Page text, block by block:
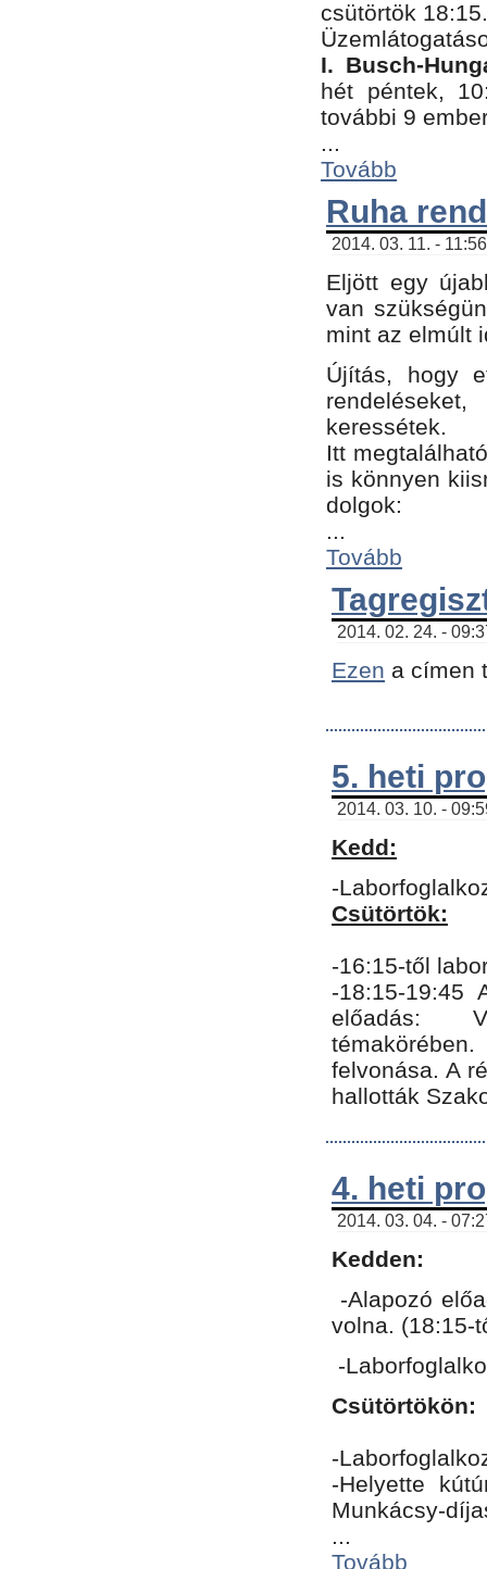
csütörtök 18:15.
I. Busch-
hét péntek,
további 9
...
Tovább
Ruha
2014. 03. 11. -
Eljött egy
van
mint az elmúlt
Újítás, hogy
keressétek.
Itt
is könnyen
dolgok:
...
Tovább
2014. 02. 24. -
Ezen a címen
5. heti
2014. 03. 10. -
Kedd:
-
Csütörtök:
-16:15-től
-18:15-19:45
előadás:
felvonása. A
hallották
4. heti
2014. 03. 04. -
Kedden:
-Alapozó
volna. (18:15-
-
Csütörtökön:
-
-Helyette
Munkácsy-
...
Tovább